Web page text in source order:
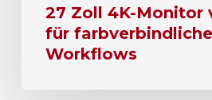
27 Zoll 4K-Monitor
für
Workflows